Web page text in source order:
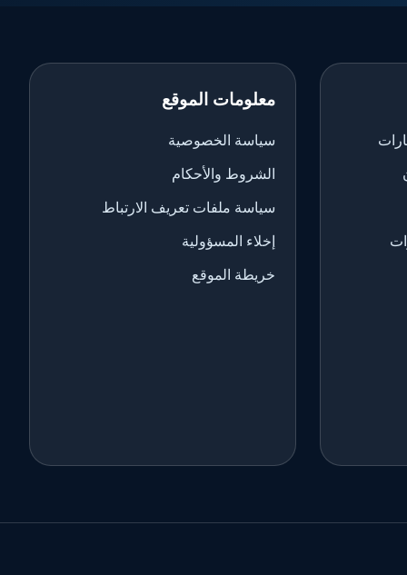
معلومات الموقع
سياسة الخصوصية
الشروط والأحكام
سياسة ملفات تعريف الارتباط
إخلاء المسؤولية
خريطة الموقع